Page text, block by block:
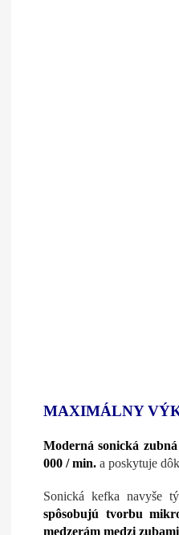
MAXIMÁLNY
Moderná sonická
000 / min. a poskytuje
Sonická kefka navyše
spôsobujú tvorbu
medzerám medzi